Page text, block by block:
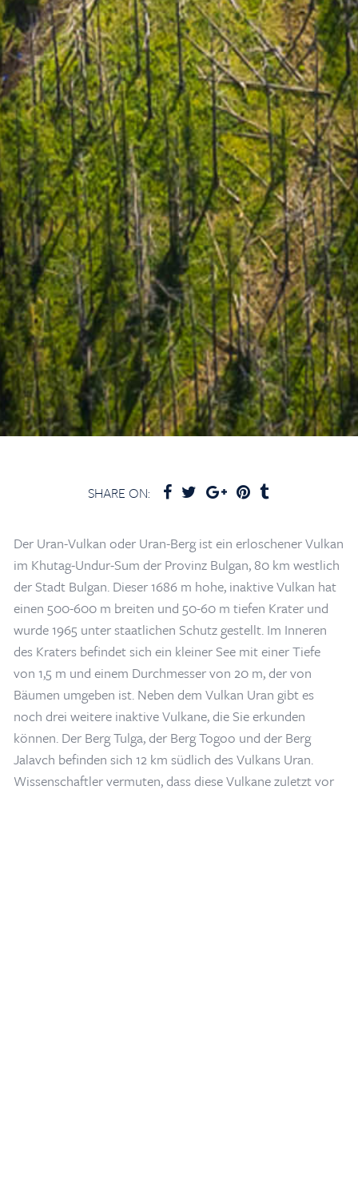
Home /Blogs & Artikel /Vulkan Uran in der Provinz Bulgan
SHARE ON:
Der Uran-Vulkan oder Uran-Berg ist ein erloschener Vulkan
im Khutag-Undur-Sum der Provinz Bulgan, 80 km westlich
der Stadt Bulgan. Dieser 1686 m hohe, inaktive Vulkan hat
einen 500-600 m breiten und 50-60 m tiefen Krater und
wurde 1965 unter staatlichen Schutz gestellt. Im Inneren
des Kraters befindet sich ein kleiner See mit einer Tiefe
von 1,5 m und einem Durchmesser von 20 m, der von
Bäumen umgeben ist. Neben dem Vulkan Uran gibt es
noch drei weitere inaktive Vulkane, die Sie erkunden
können. Der Berg Tulga, der Berg Togoo und der Berg
Jalavch befinden sich 12 km südlich des Vulkans Uran.
Wissenschaftler vermuten, dass diese Vulkane zuletzt vor